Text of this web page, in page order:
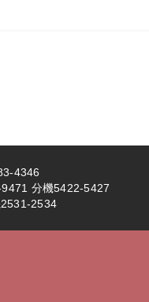
4346
分機5422-5427
2534